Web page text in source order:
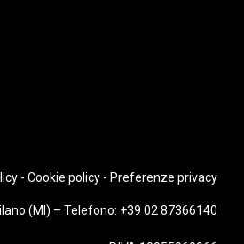
- Cookie policy - Preferenze privacy
(MI) – Telefono: +39 02 87366140